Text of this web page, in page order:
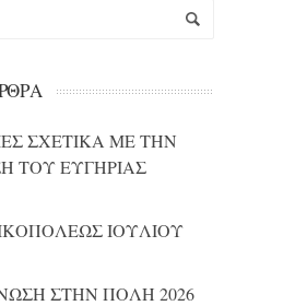
ΣΧΕΤΙΚΑ ΜΕ ΤΗΝ
ΤΟΥ ΕΥΓΗΡΙΑΣ
ΙΟΥΛΙΟΥ
ΣΤΗΝ ΠΟΛΗ 2026